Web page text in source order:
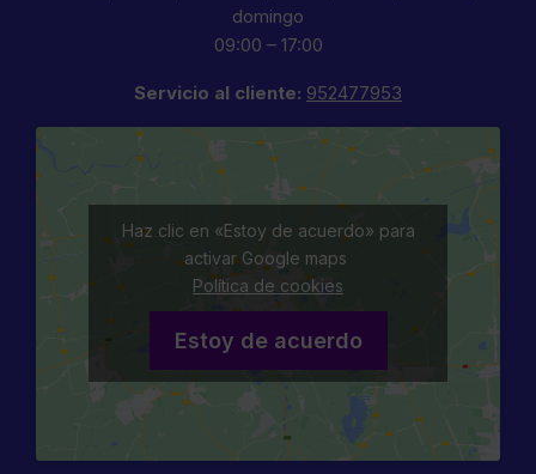
domingo
09:00 – 17:00
Servicio al cliente: 952477953
Haz clic en «Estoy de acuerdo» para
activar Google maps
Política de cookies
Estoy de acuerdo